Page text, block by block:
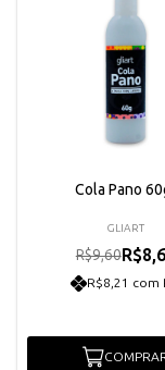
Cola Pano
GLIART
R$9,60
R$8,21 com